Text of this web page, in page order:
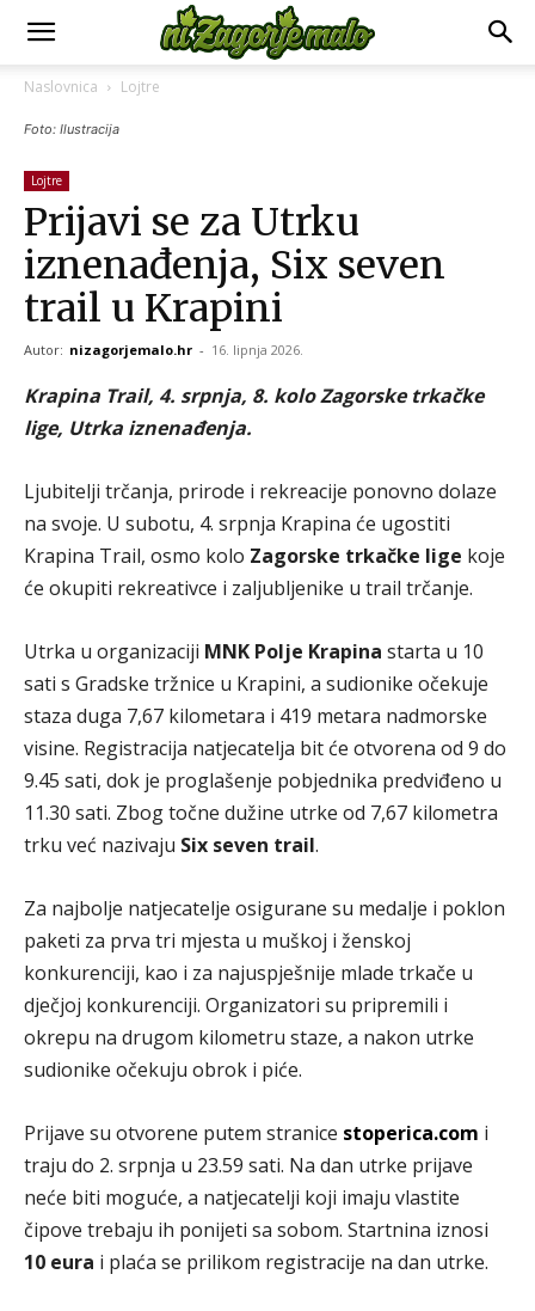
Naslovnica Lojtre
Foto: Ilustracija
Lojtre
Prijavi se za Utrku
iznenađenja, Six seven
trail u Krapini
Autor: nizagorjemalo.hr - 16. lipnja 2026.
Krapina Trail, 4. srpnja, 8. kolo Zagorske trkačke
lige, Utrka iznenađenja.
Ljubitelji trčanja, prirode i rekreacije ponovno dolaze
na svoje. U subotu, 4. srpnja Krapina će ugostiti
Krapina Trail, osmo kolo Zagorske trkačke lige koje
će okupiti rekreativce i zaljubljenike u trail trčanje.
Utrka u organizaciji MNK Polje Krapina starta u 10
sati s Gradske tržnice u Krapini, a sudionike očekuje
staza duga 7,67 kilometara i 419 metara nadmorske
visine. Registracija natjecatelja bit će otvorena od 9 do
9.45 sati, dok je proglašenje pobjednika predviđeno u
11.30 sati. Zbog točne dužine utrke od 7,67 kilometra
trku već nazivaju Six seven trail.
Za najbolje natjecatelje osigurane su medalje i poklon
paketi za prva tri mjesta u muškoj i ženskoj
konkurenciji, kao i za najuspješnije mlade trkače u
dječjoj konkurenciji. Organizatori su pripremili i
okrepu na drugom kilometru staze, a nakon utrke
sudionike očekuju obrok i piće.
Prijave su otvorene putem stranice stoperica.com i
traju do 2. srpnja u 23.59 sati. Na dan utrke prijave
neće biti moguće, a natjecatelji koji imaju vlastite
čipove trebaju ih ponijeti sa sobom. Startnina iznosi
10 eura i plaća se prilikom registracije na dan utrke.